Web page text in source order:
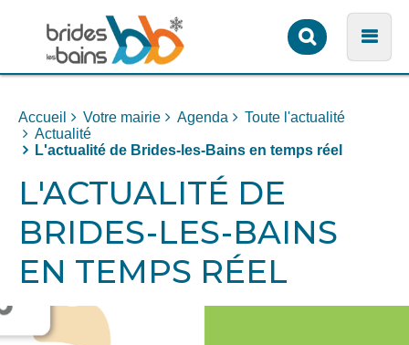
Formulaire
de
Accueil Votre mairie Agenda
Toute l'actualité
Actualité
L'actualité de Brides-les-Bains en temps réel
L'ACTUALITÉ DE
BRIDES-LES-BAINS
EN TEMPS RÉEL